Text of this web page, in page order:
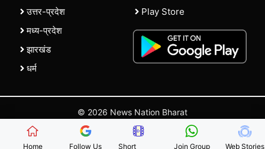
उत्तर-प्रदेश
मध्य-प्रदेश
झारखंड
धर्म
Play Store
© 2026 News Nation Bharat
| |Contact Us |Policies Terms and Conditions
Home Follow Us Short Join Group Web Stories